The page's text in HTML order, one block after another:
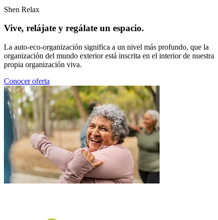
Shen Relax
Vive, relájate y regálate un espacio.
La auto-eco-organización significa a un nivel más profundo, que la
organización del mundo exterior está inscrita en el interior de nuestra
propia organización viva.
Conocer oferta